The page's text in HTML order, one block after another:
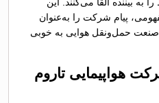
پیام شرکت را به‌عنوان
صنعت حمل‌ونقل هوایی به خوبی
هواپیمایی تاروم